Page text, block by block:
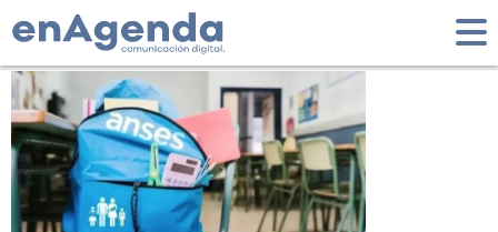
Tag: Ayuda Escolar